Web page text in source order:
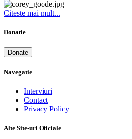
Citeste mai mult...
Donatie
Donate
Navegatie
Interviuri
Contact
Privacy Policy
Alte Site-uri Oficiale